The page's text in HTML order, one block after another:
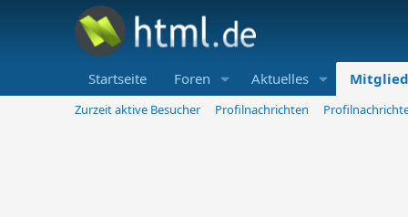
Startseite Foren Aktuelles
Zurzeit aktive Besucher Profilnachrichten